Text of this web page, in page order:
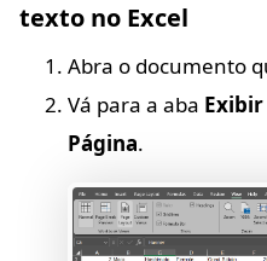
texto no Excel
Abra o documento
Vá para a aba Exibir
Página.